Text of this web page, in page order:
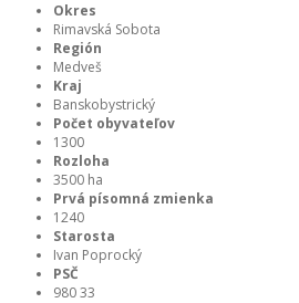
Okres
Rimavská Sobota
Región
Medveš
Kraj
Banskobystrický
Počet obyvateľov
1300
Rozloha
3500 ha
Prvá písomná zmienka
1240
Starosta
Ivan Poprocký
PSČ
980 33